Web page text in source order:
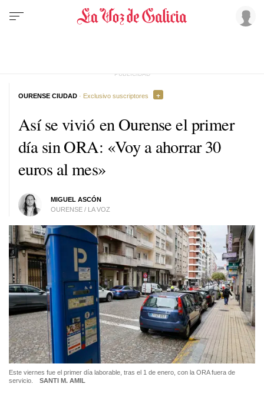
Así se vivió en Ourense el primer
día sin ORA: «Voy a ahorrar 30
euros al mes»
MIGUEL ASCÓN
OURENSE / LA VOZ
OURENSE CIUDAD · Exclusivo suscriptores
Este viernes fue el primer día laborable, tras el 1 de enero, con la ORA fuera de
servicio.
SANTI M. AMIL